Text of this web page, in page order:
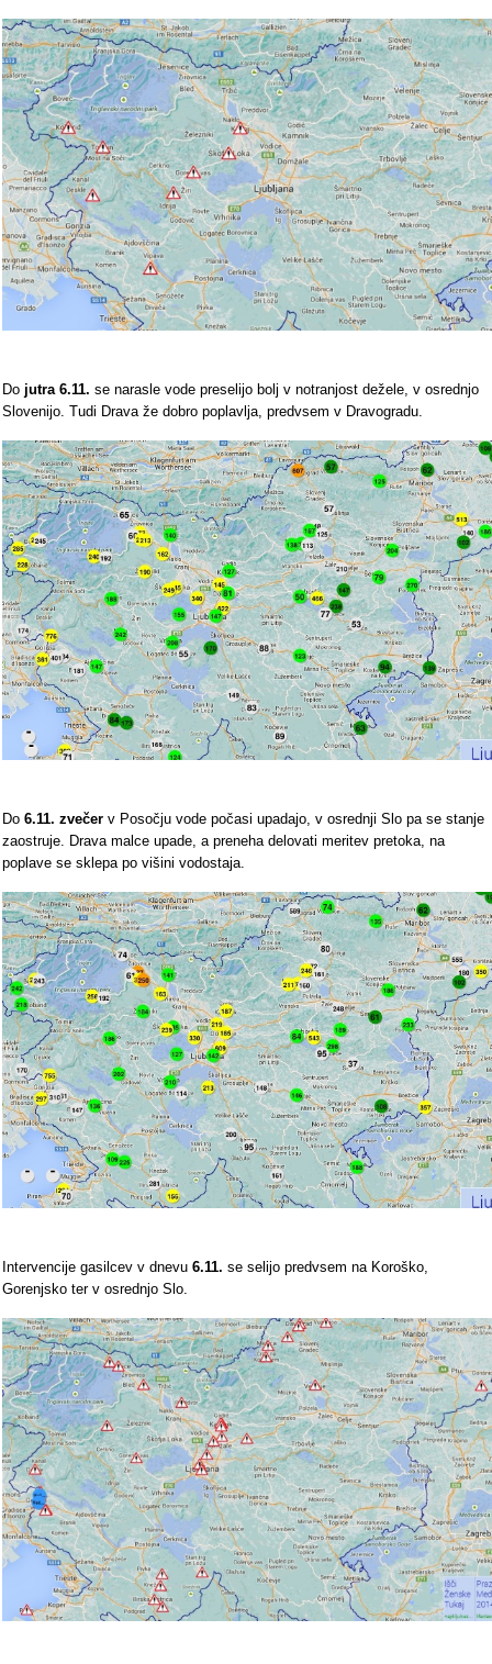
Do jutra 6.11. se narasle vode preselijo bolj v notranjost dežele, v osrednjo
Slovenijo. Tudi Drava že dobro poplavlja, predvsem v Dravogradu.
Do 6.11. zvečer v Posočju vode počasi upadajo, v osrednji Slo pa se stanje
zaostruje. Drava malce upade, a preneha delovati meritev pretoka, na
poplave se sklepa po višini vodostaja.
Intervencije gasilcev v dnevu 6.11. se selijo predvsem na Koroško,
Gorenjsko ter v osrednjo Slo.